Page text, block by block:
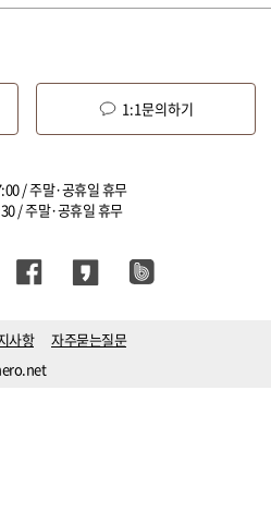
1:1문의하기
/ 주말·공휴일 휴무
/ 주말·공휴일 휴무
사항
자주묻는질문